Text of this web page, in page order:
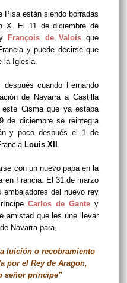
Pisa están siendo borradas
X. El 11 de diciembre de
François de Valois que
y puede decirse que
la Iglesia.
cuando Fernando
de Navarra a Castilla
Cisma que ya estaba
de diciembre se reintegra
y poco después el 1 de
Louis XII .
con un nuevo papa en la
en Francia. El 31 de marzo
del nuevo rey
Carlos de Gante y
amistad que les une llevar
Navarra para,
luición o recobramiento
por el Rey de Aragon,
señor príncipe”